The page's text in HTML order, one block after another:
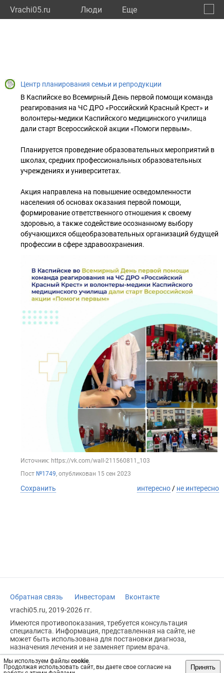
Vrachi05.ru Люди Eще
Мы используем файлы cookie.
Продолжая использовать сайт, вы даете свое согласие на
Принять
Центр планирования семьи и репродукции
В Каспийске во Всемирный День первой помощи команда
реагирования на ЧС ДРО «Российский Красный Крест» и
волонтеры-медики Каспийского медицинского училища
дали старт Всероссийской акции «Помоги первым».
Планируется проведение образовательных мероприятий в
школах, средних профессиональных образовательных
учреждениях и университетах.
Акция направлена на повышение осведомленности
населения об основах оказания первой помощи,
формирование ответственного отношения к своему
здоровью, а также содействие осознанному выбору
обучающихся общеобразовательных организаций будущей
профессии в сфере здравоохранения.
Источник: https://vk.com/wall-211560811_103
Пост №1749, опубликован 15 сен 2023
Сохранить интересно / не интересно
Обратная связь Инвесторам
Вконтакте
vrachi05.ru, 2019-2026 гг.
Имеются противопоказания, требуется консультация
специалиста. Информация, представленная на сайте, не
может быть использована для постановки диагноза,
назначения лечения и не заменяет прием врача.
Возрастное ограничение: 18+